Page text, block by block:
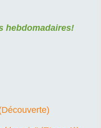
hebdomadaires!